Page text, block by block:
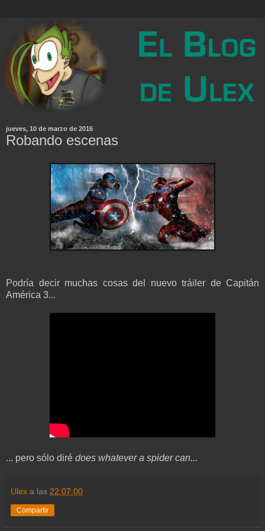
jueves, 10 de marzo de 2016
Robando escenas
Podría decir muchas cosas del nuevo tráiler de Capitán
América 3...
... pero sólo diré does whatever a spider can...
Ulex a las 22:07:00
Compartir